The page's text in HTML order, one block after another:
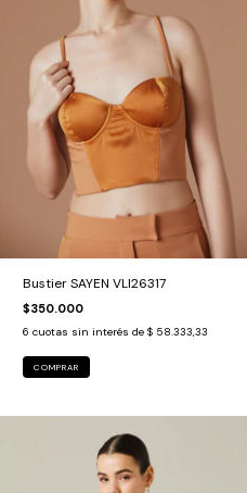
Bustier SAYEN VLI26317
$350.000
6 cuotas sin interés de $ 58.333,33
COMPRAR